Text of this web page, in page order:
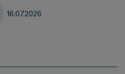
16.07.2026